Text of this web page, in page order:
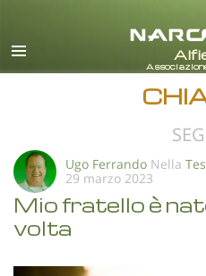
Ugo Ferrando Nella
29 marzo 2023
Mio fratello è
volta